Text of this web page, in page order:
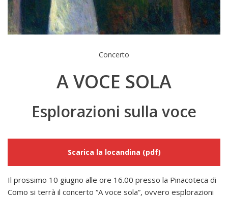
Concerto
A VOCE SOLA
Esplorazioni sulla voce
Scarica la locandina (pdf)
Il prossimo 10 giugno alle ore 16.00 presso la Pinacoteca di
Como si terrà il concerto “A voce sola”, ovvero esplorazioni